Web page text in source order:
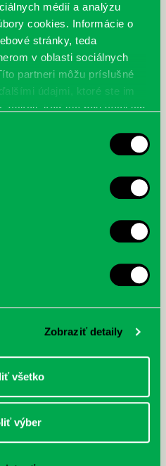
médií a analýzu
cookies. Informácie o
stránky, teda
v oblasti sociálnych
partneri môžu príslušné
údajmi, ktoré ste im
získali, keď ste používali ich
Zobraziť detaily
všetko
výber